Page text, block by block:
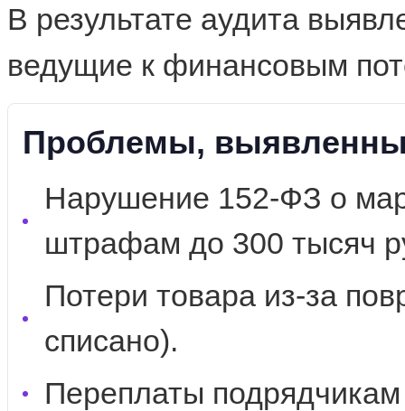
В результате аудита
ведущие к финансовым
Проблемы,
Нарушение 152-ФЗ о
штрафам до 300 тысяч
Потери товара из-за
списано).
Переплаты